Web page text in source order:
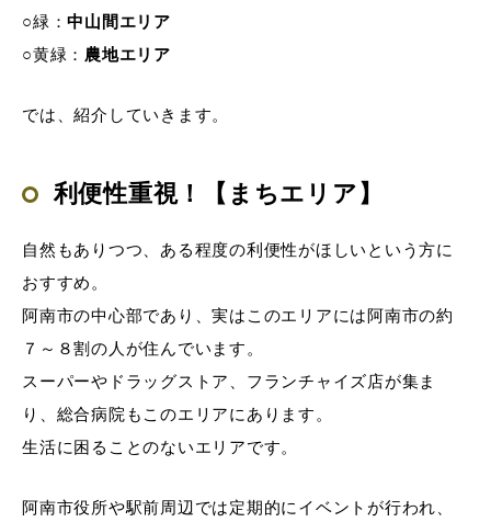
○緑：中山間エリア
○黄緑： 農地エリア
では、紹介していきます。
利便性重視！【まちエリア】
自然もありつつ、ある程度の利便性がほしいという方に
おすすめ。
阿南市の中心部であり、実はこのエリアには阿南市の約
７～８割の人が住んでいます。
スーパーやドラッグストア、フランチャイズ店が集ま
り、総合病院もこのエリアにあります。
生活に困ることのないエリアです。
阿南市役所や駅前周辺では定期的にイベントが行われ、